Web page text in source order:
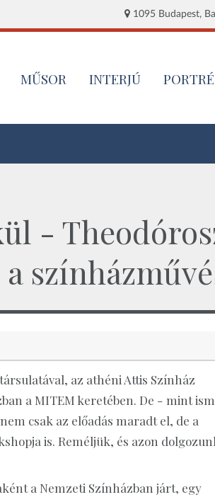
1095 Budapest,
MŰSOR INTERJÚ PORTRÉ
-
az athéni Attis Színház
a MITEM keretében. De - mint
csak az előadás maradt el, de a
is. Reméljük, és azon
a Nemzeti Színházban járt, egy